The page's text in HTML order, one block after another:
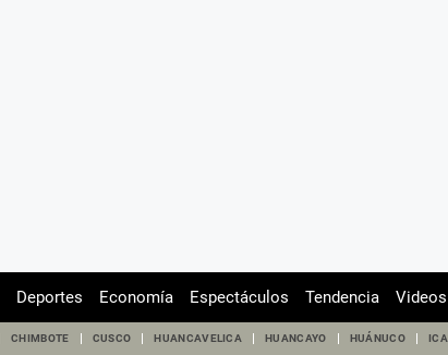
Deportes Economía Espectáculos Tendencia Videos
CHIMBOTE CUSCO HUANCAVELICA HUANCAYO HUÁNUCO ICA